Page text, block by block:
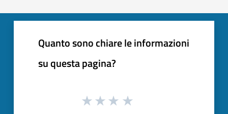
Quanto sono chiare le informazioni
su questa pagina?